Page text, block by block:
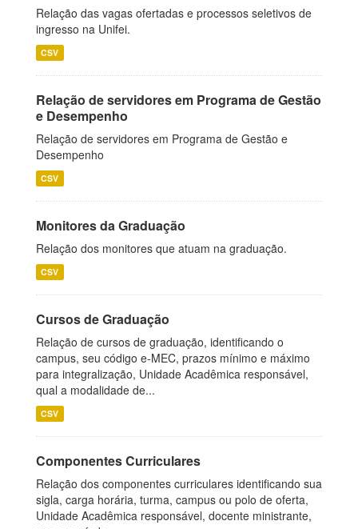
Relação das vagas ofertadas e processos seletivos de
ingresso na Unifei.
CSV
Relação de servidores em Programa de Gestão
e Desempenho
Relação de servidores em Programa de Gestão e
Desempenho
CSV
Monitores da Graduação
Relação dos monitores que atuam na graduação.
CSV
Cursos de Graduação
Relação de cursos de graduação, identificando o
campus, seu código e-MEC, prazos mínimo e máximo
para integralização, Unidade Acadêmica responsável,
qual a modalidade de...
CSV
Componentes Curriculares
Relação dos componentes curriculares identificando sua
sigla, carga horária, turma, campus ou polo de oferta,
Unidade Acadêmica responsável, docente ministrante,